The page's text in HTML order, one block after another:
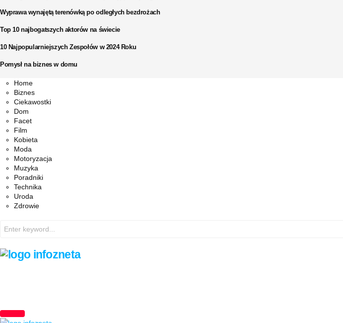
Wyprawa wynajętą terenówką po odległych bezdrożach
Top 10 najbogatszych aktorów na świecie
10 Najpopularniejszych Zespołów w 2024 Roku
Pomysł na biznes w domu
Facebook
Twitter
Instagram
Pinterest
Youtube
Snapchat
Home
Biznes
Ciekawostki
Dom
Facet
Film
Kobieta
Moda
Motoryzacja
Muzyka
Poradniki
Technika
Uroda
Zdrowie
for:
PRIMARY